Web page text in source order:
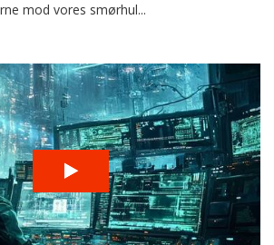
mod vores smørhul...